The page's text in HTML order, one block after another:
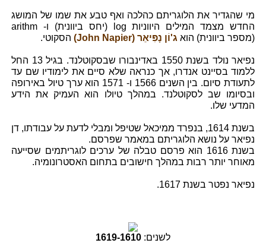
מי שהגדיר את הלוגריתם כהלכה ואף טבע את שמו של המושג
החדש מצמד המילים היווניות log (יחס ביוונית) ו- arithm
(מספר ביוונית) הוא ג'וֹן נָפִּיאֵר (John Napier) הסקוטי.
נפיאר נולד בשנת 1550 באדינבורו שבסקוטלנד. בגיל 13 החל
ללמוד בסיינט אנדרו, אך כנראה שלא סיים את לימודיו שם עד
לתעודת סיום. בין השנים 1566 ו- 1571 הוא ערך טיול באירופה
ובסיומו שב לסקוטלנד. במהלך טיולו הוא העמיק את הידע
המדעי שלו.
בשנת 1614, בנפרד ממיכאל שטיפל ומבלי לדעת על עבודתו, דן
נפיאר על נושא הלוגריתם במאמר שפרסם.
בשנת 1616 הוא פרסם טבלה של ערכים לוגריתמים שסייעה
מאוחר יותר רבות במהלך חישובים בתחום האסטרונומיה.
נפיאר נפטר בשנת 1617.
לשנים: 1619-1610